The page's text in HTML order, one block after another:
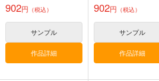
902円 （税込）
サンプル
作品詳細
902円 （税込）
サンプル
作品詳細